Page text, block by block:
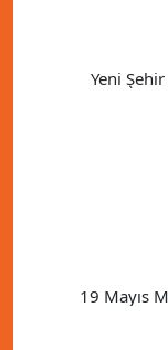
Yeni
19 Mayıs